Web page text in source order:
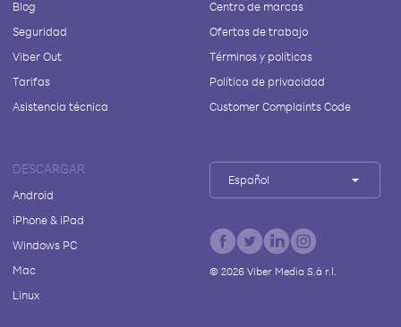
Blog
Seguridad
Viber Out
Tarifas
Asistencia técnica
Centro de marcas
Ofertas de trabajo
Términos y políticas
Política de privacidad
Customer Complaints Code
DESCARGAR
Android
iPhone & iPad
Windows PC
Mac
Linux
Español
© 2026Viber Media S.à r.l.